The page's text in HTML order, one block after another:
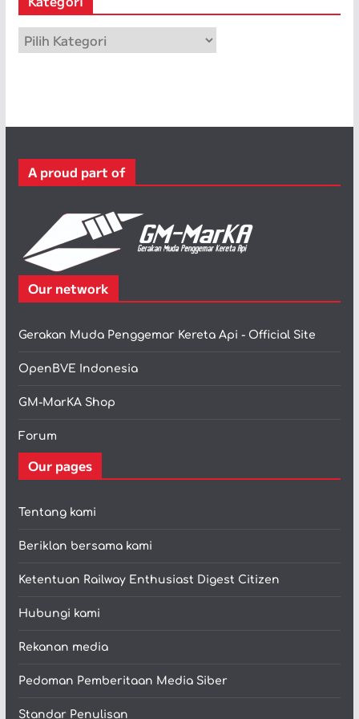
p
a
r
A proud part of
Our network
Gerakan Muda Penggemar Kereta Api - Official Site
OpenBVE Indonesia
GM-MarKA Shop
Forum
Our pages
Tentang kami
Beriklan bersama kami
Ketentuan Railway Enthusiast Digest Citizen
Hubungi kami
Rekanan media
Pedoman Pemberitaan Media Siber
Standar Penulisan